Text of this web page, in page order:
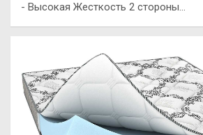
- Высокая Жесткость 2 стороны…